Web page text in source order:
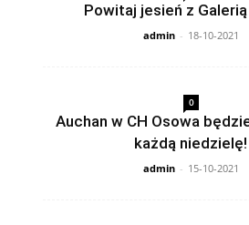
Powitaj jesień z Galerią
admin - 18-10-2021
0
Auchan w CH Osowa
każdą niedzielę!
admin - 15-10-2021